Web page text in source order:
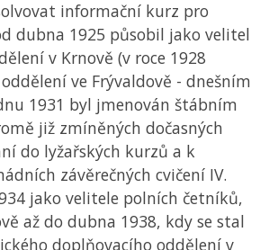
informační kurz pro
dubna 1925 působil jako velitel
v Krnově (v roce 1928
ve Frývaldově - dnešním
1931 byl jmenován štábním
již zmíněných dočasných
do lyžařských kurzů a k
závěrečných cvičení IV.
jako velitele polních četníků,
až do dubna 1938, kdy se stal
doplňovacího oddělení v